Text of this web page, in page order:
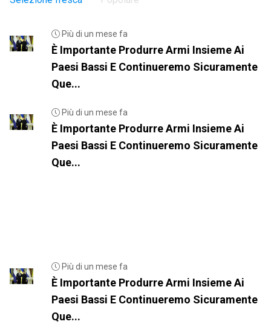
Più di un mese fa
È Importante Produrre Armi Insieme Ai
Paesi Bassi E Continueremo Sicuramente
Que...
Più di un mese fa
È Importante Produrre Armi Insieme Ai
Paesi Bassi E Continueremo Sicuramente
Que...
Più di un mese fa
È Importante Produrre Armi Insieme Ai
Paesi Bassi E Continueremo Sicuramente
Que...